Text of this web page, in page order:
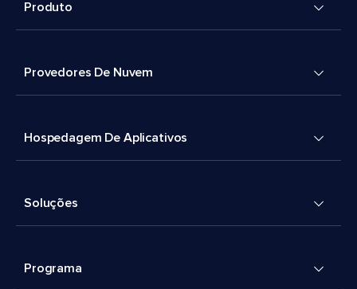
Produto
Provedores De Nuvem
Hospedagem De Aplicativos
Soluções
Programa